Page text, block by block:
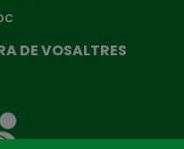
DE VOSALTRES